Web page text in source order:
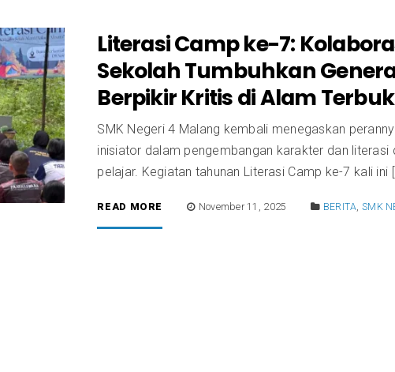
Literasi Camp ke-7:
Sekolah Tumbuhkan
Berpikir Kritis di Alam
SMK Negeri 4 Malang kembali menegaskan
inisiator dalam pengembangan karakter dan literasi
pelajar. Kegiatan tahunan Literasi Camp ke-7 kali ini
READ MORE November 11, 2025 BERITA ,SMK